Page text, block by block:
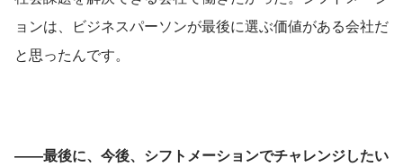
ョンは、ビジネスパーソンが最後に選ぶ価値がある会社だ
と思ったんです。
――最後に、今後、シフトメーションでチャレンジしたい